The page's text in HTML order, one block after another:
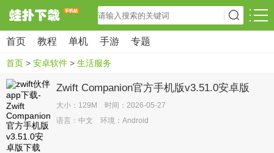
首页 教程 单机 手游 专题
首页 > 安卓软件 > 生活服务
Zwift Companion官方手机版v3.51.0安卓版
大小：129M 时间：2026-05-27
语言：中文 环境：Android